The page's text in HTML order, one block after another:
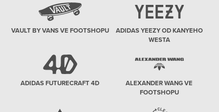
VAULT BY VANS VE FOOTSHOPU
ADIDAS YEEZY OD KANYEHO
WESTA
ADIDAS FUTURECRAFT 4D
ALEXANDER WANG VE
FOOTSHOPU